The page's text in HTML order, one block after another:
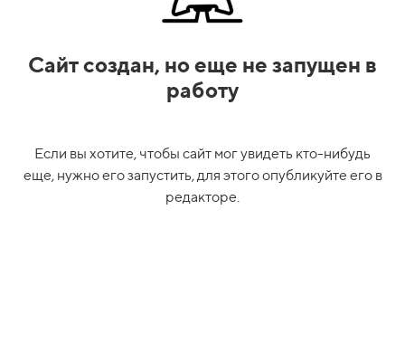
Сайт создан, но еще не запущен в
работу
Если вы хотите, чтобы сайт мог увидеть кто-нибудь
еще, нужно его запустить, для этого опубликуйте его в
редакторе.